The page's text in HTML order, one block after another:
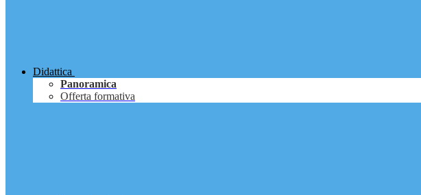
Didattica
Panoramica
Offerta formativa